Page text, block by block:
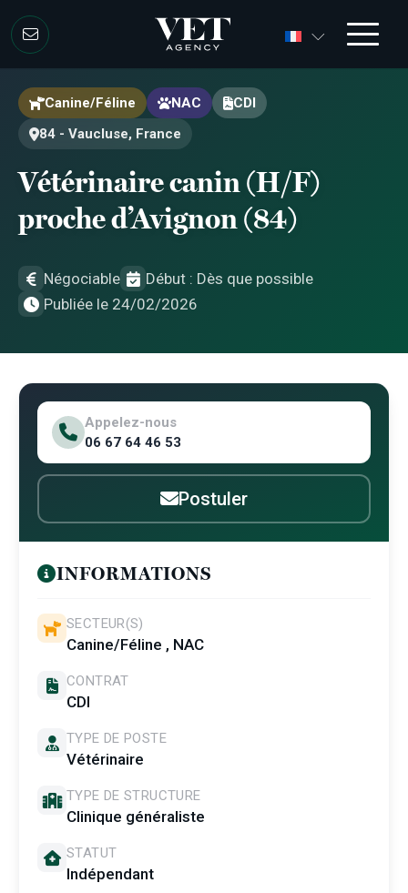
Canine/Féline NAC
CDI
84 - Vaucluse, France
Vétérinaire canin (H/F)
proche d’Avignon (84)
Négociable
Début : Dès que possible
Publiée le 24/02/2026
Appelez-nous
06 67 64 46 53
Postuler
INFORMATIONS
SECTEUR(S)
Canine/Féline , NAC
CONTRAT
CDI
TYPE DE POSTE
Vétérinaire
TYPE DE STRUCTURE
Clinique généraliste
STATUT
Indépendant